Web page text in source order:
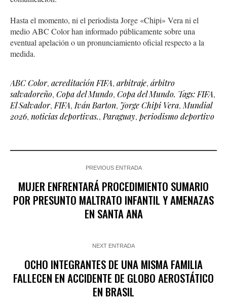
Hasta el momento, ni el periodista Jorge «Chipi» Vera ni el
medio ABC Color han informado públicamente sobre una
eventual apelación o un pronunciamiento oficial respecto a la
medida.
ABC Color, acreditación FIFA, arbitraje, árbitro
salvadoreño, Copa del Mundo, Copa del Mundo. Tags: FIFA,
El Salvador, FIFA, Iván Barton, Jorge Chipi Vera, Mundial
2026, noticias deportivas., Paraguay, periodismo deportivo
PREVIOUS ENTRADA
MUJER ENFRENTARÁ PROCEDIMIENTO SUMARIO
POR PRESUNTO MALTRATO INFANTIL Y AMENAZAS
EN SANTA ANA
NEXT ENTRADA
OCHO INTEGRANTES DE UNA MISMA FAMILIA
FALLECEN EN ACCIDENTE DE GLOBO AEROSTÁTICO
EN BRASIL